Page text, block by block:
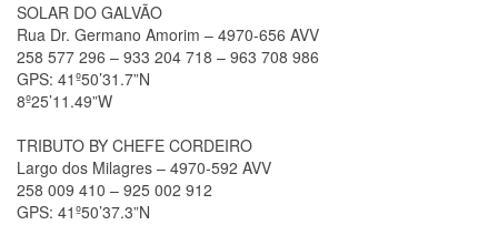
SOLAR DO GALVÃO
Rua Dr. Germano Amorim – 4970-656 AVV
258 577 296 – 933 204 718 – 963 708 986
GPS: 41º50’31.7”N
8º25’11.49”W
TRIBUTO BY CHEFE CORDEIRO
Largo dos Milagres – 4970-592 AVV
258 009 410 – 925 002 912
GPS: 41º50’37.3”N